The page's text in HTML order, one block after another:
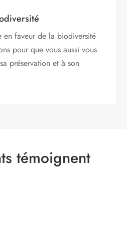
en faveur de la biodiversité
pour que vous aussi vous
préservation et à son
témoignent